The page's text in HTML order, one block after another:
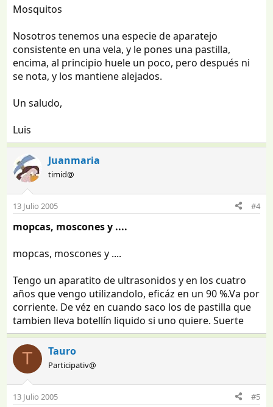
Mosquitos
Nosotros tenemos una especie de aparatejo
consistente en una vela, y le pones una pastilla,
encima, al principio huele un poco, pero después ni
se nota, y los mantiene alejados.
Un saludo,
Luis
Juanmaria
timid@
13 Julio 2005 #4
mopcas, moscones y ....
mopcas, moscones y ....
Tengo un aparatito de ultrasonidos y en los cuatro
años que vengo utilizandolo, eficáz en un 90 %.Va por
corriente. De véz en cuando saco los de pastilla que
tambien lleva botellín liquido si uno quiere. Suerte
T Tauro
Participativ@
13 Julio 2005 #5